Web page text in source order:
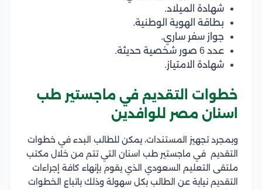
شهادة الميلاد.
بطاقة الهوية الوطنية.
جواز سفر ساري.
عدد 6 صور شخصية حديثة.
شهادة الامتياز.
خطوات التقديم في ماجستير طب
اسنان مصر للوافدين
وبمجرد تجهيز المستندات، يمكن للطالب البدء في خطوات
التقديم في ماجستير طب اسنان التي تتم من خلال مكتب
ملتقى التعليم السعودي الذي يقوم بإنهاء كافة إجراءات
التقديم نيابة عن الطالب بكل سهولة وذلك باتباع الخطوات